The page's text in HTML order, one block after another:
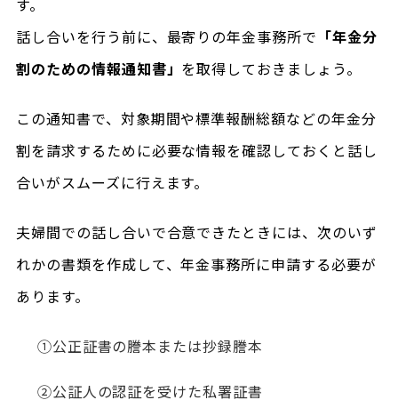
話し合いを行う前に、最寄りの年金事務所で 「年金分
割のための情報通知書」 を取得しておきましょう。
この通知書で、対象期間や標準報酬総額などの年金分
割を請求するために必要な情報を確認しておくと話し
合いがスムーズに行えます。
夫婦間での話し合いで合意できたときには、次のいず
れかの書類を作成して、年金事務所に申請する必要が
あります。
①公正証書の謄本または抄録謄本
②公証人の認証を受けた私署証書